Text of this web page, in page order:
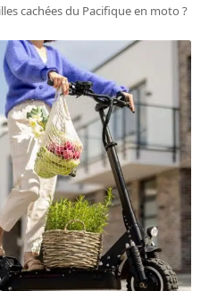
cachées du Pacifique en moto ?